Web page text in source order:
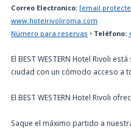
Correo Electronico: [email
www.hotelrivoliroma.com
Número para reservas • Teléfono:
El BEST WESTERN Hotel Rivoli
ciudad con un cómodo acceso a
El BEST WESTERN Hotel Rivoli
Saque el máximo partido a